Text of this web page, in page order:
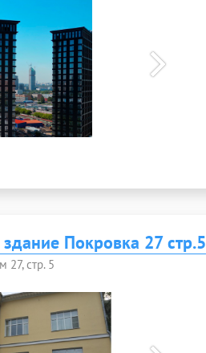
Покровка 27 стр.5
27, стр. 5